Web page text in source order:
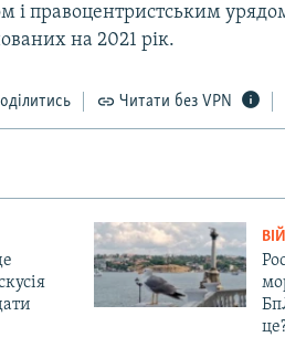
і правоцентристським
на 2021 рік.
Читати без VPN